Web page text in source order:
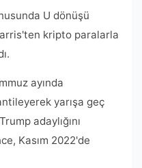
U dönüşü
kripto paralarla
ayında
yarışa geç
adaylığını
Kasım 2022'de